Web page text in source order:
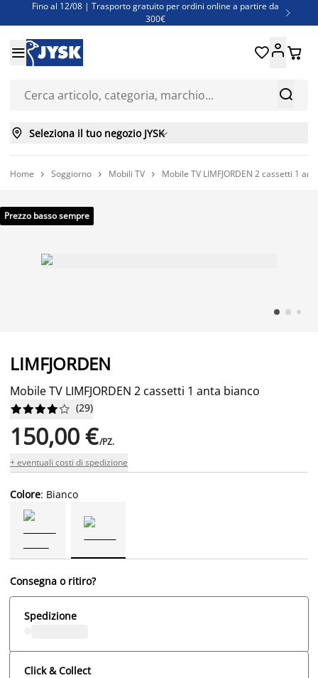
Fino al 12/08 | Trasporto gratuito per ordini online a partire da
300€

Super offerte d'estate | Oltre 1.500 articoli fino al 70%
Finanziamenti - Scegli il piano di rimborso più adatto a te


 
 Seleziona il tuo negozio JYSK
Home  Soggiorno  Mobili TV  Mobile TV LIMFJORDEN 2 cassetti 1
Prezzo basso sempre
LIMFJORDEN
Mobile TV LIMFJORDEN 2 cassetti 1 anta bianco





 (29)
150,00 €/PZ.
+ eventuali costi di spedizione
Colore: Bianco
Consegna o ritiro?
Spedizione
Click & Collect